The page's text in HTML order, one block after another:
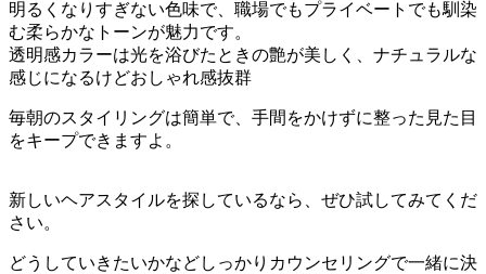
明るくなりすぎない色味で、職場でもプライベートでも馴染
む柔らかなトーンが魅力です。
透明感カラーは光を浴びたときの艶が美しく、ナチュラルな
感じになるけどおしゃれ感抜群
毎朝のスタイリングは簡単で、手間をかけずに整った見た目
をキープできますよ。
新しいヘアスタイルを探しているなら、ぜひ試してみてくだ
さい。
どうしていきたいかなどしっかりカウンセリングで一緒に決